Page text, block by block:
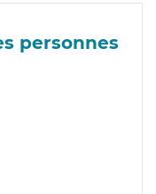
personnes